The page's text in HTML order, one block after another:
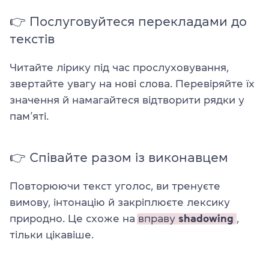
👉 Послуговуйтеся перекладами до
текстів
Читайте лірику під час прослуховування,
звертайте увагу на нові слова. Перевіряйте їх
значення й намагайтеся відтворити рядки у
пам’яті.
👉 Співайте разом із виконавцем
Повторюючи текст уголос, ви тренуєте
вимову, інтонацію й закріплюєте лексику
природно. Це схоже на вправу shadowing
тільки цікавіше.